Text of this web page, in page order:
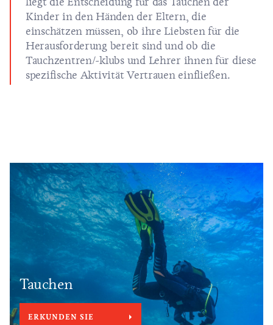
Kinder in den Händen der Eltern, die
einschätzen müssen, ob ihre Liebsten für die
Herausforderung bereit sind und ob die
Tauchzentren/-klubs und Lehrer ihnen für diese
spezifische Aktivität Vertrauen einfließen.
Tauchen
ERKUNDEN SIE